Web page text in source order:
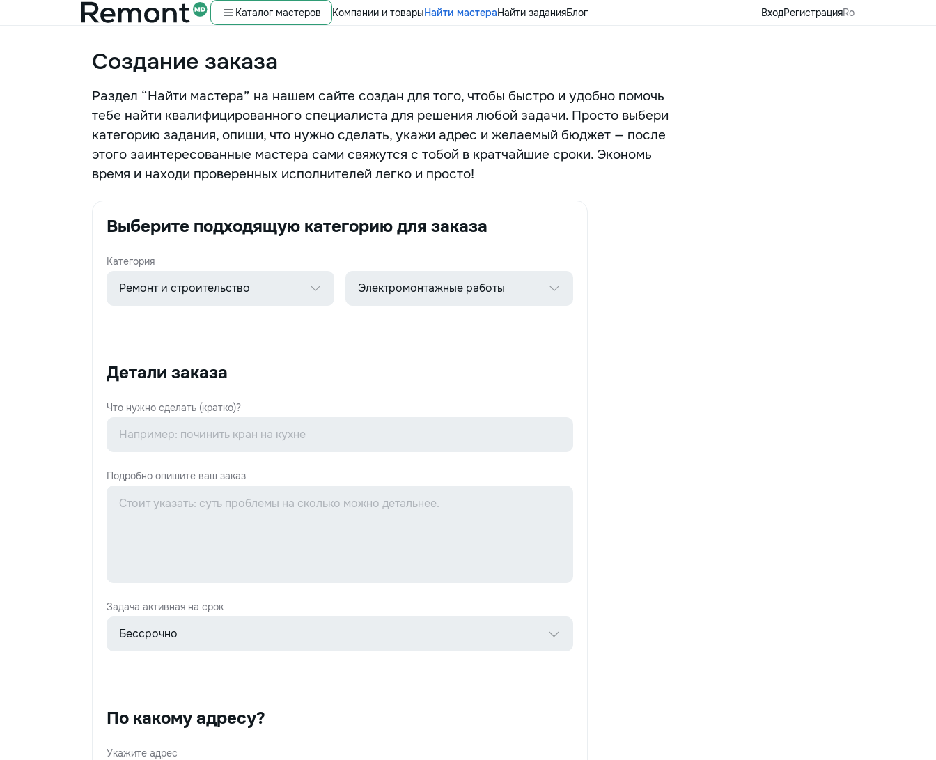
Каталог мастеров Компании и товарыНайти мастераНайти заданияБлог ВходРегистрацияRo
Создание заказа
Раздел “Найти мастера” на нашем сайте создан для того, чтобы быстро и удобно помочь
тебе найти квалифицированного специалиста для решения любой задачи. Просто выбери
категорию задания, опиши, что нужно сделать, укажи адрес и желаемый бюджет — после
этого заинтересованные мастера сами свяжутся с тобой в кратчайшие сроки. Экономь
время и находи проверенных исполнителей легко и просто!
Выберите подходящую категорию для заказа
Категория
Детали заказа
Что нужно сделать (кратко)?
Подробно опишите ваш заказ
Задача активная на срок
По какому адресу?
Укажите адрес